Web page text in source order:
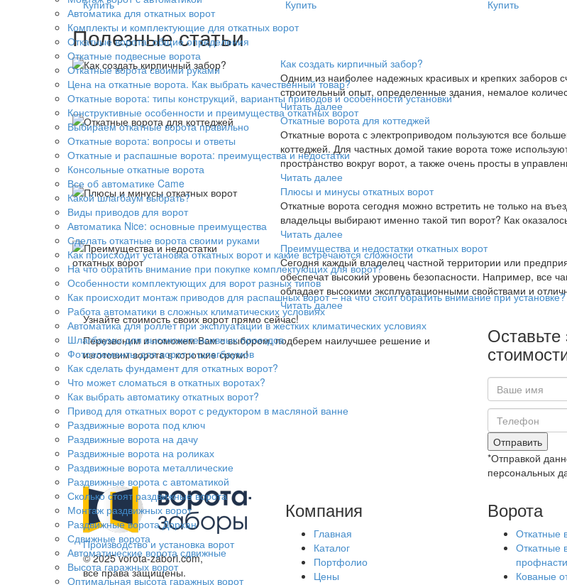
Автоматика для откатных ворот
Комплекты и комплектующие для откатных ворот
Откатные ворота: общие определения
Откатные подвесные ворота
Откатные ворота своими руками
Цена на откатные ворота. Как выбрать качественный товар?
Откатные ворота: типы конструкций, варианты приводов и особенности установки
Конструктивные особенности и преимущества откатных ворот
Выбираем откатные ворота правильно
Откатные ворота: вопросы и ответы
Откатные и распашные ворота: преимущества и недостатки
Консольные откатные ворота
Все об автоматике Came
Какой шлагбаум выбрать?
Виды приводов для ворот
Автоматика Nice: основные преимущества
Сделать откатные ворота своими руками
Как происходит установка откатных ворот и какие встречаются сложности
На что обратить внимание при покупке комплектующих для ворот?
Особенности комплектующих для ворот разных типов
Как происходит монтаж приводов для распашных ворот – на что стоит обратить внимание при установке?
Работа автоматики в сложных климатических условиях
Автоматика для роллет при эксплуатации в жестких климатических условиях
Шлагбаумы для высокоинтенсивных проездов
Фотоэлементы для ворот и шлагбаумов
Как сделать фундамент для откатных ворот?
Что может сломаться в откатных воротах?
Как выбрать автоматику откатных ворот?
Привод для откатных ворот с редуктором в масляной ванне
Раздвижные ворота под ключ
Раздвижные ворота на дачу
Раздвижные ворота на роликах
Раздвижные ворота металлические
Раздвижные ворота с автоматикой
Сколько стоят раздвижные ворота
Монтаж раздвижных ворот
Раздвижные ворота Дорхан
Сдвижные ворота
Автоматические ворота сдвижные
Высота гаражных ворот
Оптимальная высота гаражных ворот
Купить
Купить
Купить
Полезные статьи
Как создать кирпичный забор?
Одним из наиболее надежных красивых и крепких заборов
строительный опыт, определенные здания, немалое
Читать далее
Откатные ворота для коттеджей
Откатные ворота с электроприводом пользуются все
коттеджей. Для частных домой такие ворота тоже
пространство вокруг ворот, а также очень просты в
Читать далее
Плюсы и минусы откатных ворот
Откатные ворота сегодня можно встретить не только на
владельцы выбирают именно такой тип ворот? Как
Читать далее
Преимущества и недостатки откатных ворот
Сегодня каждый владелец частной территории или
обеспечат высокий уровень безопасности. Например, все
обладает высокими эксплуатационными свойствами и
Читать далее
Узнайте стоимость своих ворот прямо сейчас!
Перезвоним и поможем Вам с выбором, подберем наилучшее решение и
изготовим ворота в короткие сроки!
Оставьте
Отправить
*Отправкой
персональных
Производство и установка ворот
© 2025 vorota-zabori.com,
все права защищены.
Компания
Главная
Каталог
Портфолио
Цены
Ворота
Откатные
Откатные
Кованые